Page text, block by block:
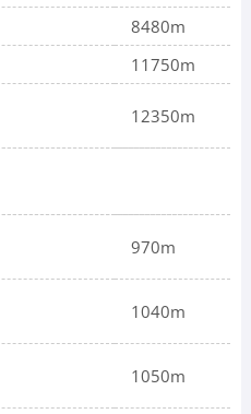
8480m
11750m
12350m
970m
1040m
1050m